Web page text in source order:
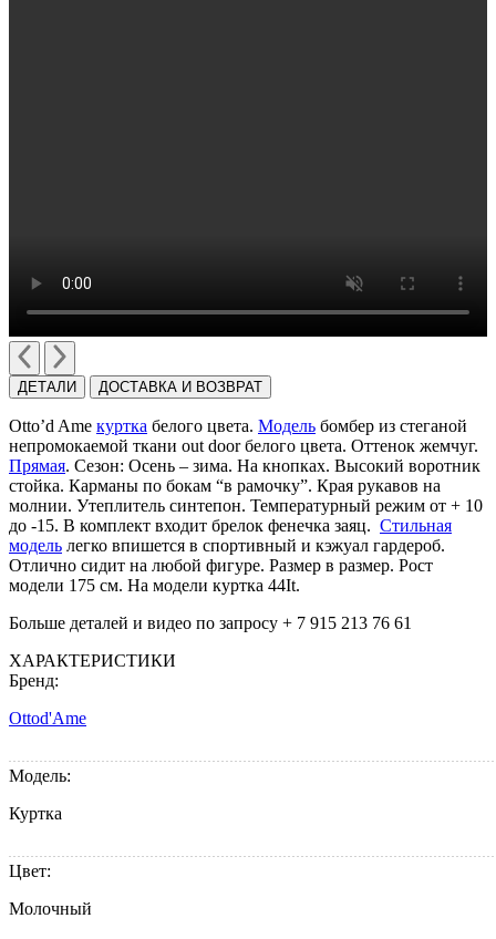
ДЕТАЛИ ДОСТАВКА И ВОЗВРАТ
Оtto’d Ame куртка белого цвета. Модель бомбер из стеганой
непромокаемой ткани out door белого цвета. Оттенок жемчуг.
Прямая. Сезон: Осень – зима. На кнопках. Высокий воротник
стойка. Карманы по бокам “в рамочку”. Края рукавов на
молнии. Утеплитель синтепон. Температурный режим от + 10
до -15. В комплект входит брелок фенечка заяц. Стильная
модель легко впишется в спортивный и кэжуал гардероб.
Отлично сидит на любой фигуре. Размер в размер. Рост
модели 175 см. На модели куртка 44It.
Больше деталей и видео по запросу + 7 915 213 76 61
ХАРАКТЕРИСТИКИ
Бренд:
Ottod'Ame
Модель:
Куртка
Цвет:
Молочный